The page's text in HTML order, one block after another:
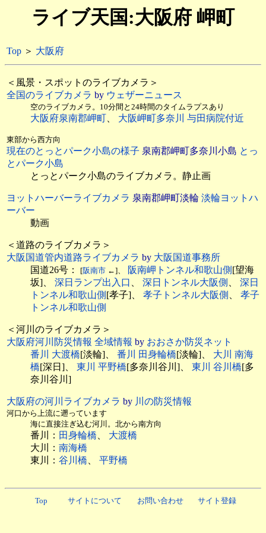
ライブ天国:大阪府 岬町
Top ＞ 大阪府
＜風景・スポットのライブカメラ＞
全国のライブカメラ by ウェザーニュース
空のライブカメラ。10分間と24時間のタイムラプスあり
大阪府泉南郡岬町、 大阪岬町多奈川 与田病院付近
東部から西方向
現在のとっとパーク小島の様子 泉南郡岬町多奈川小島 とっ
とパーク小島
とっとパーク小島のライブカメラ。静止画
ヨットハーバーライブカメラ 泉南郡岬町淡輪 淡輪ヨットハ
ーバー
動画
＜道路のライブカメラ＞
大阪国道管内道路ライブカメラ by 大阪国道事務所
国道26号：
[阪南市 ←]、 阪南岬トンネル和歌山側 [望海
坂]、 深日ランプ出入口 、 深日トンネル大阪側 、 深日
トンネル和歌山側 [孝子]、 孝子トンネル大阪側 、 孝子
トンネル和歌山側
＜河川のライブカメラ＞
大阪府河川防災情報 全域情報 by おおさか防災ネット
番川 大渡橋[淡輪]、 番川 田身輪橋[淡輪]、 大川 南海
橋[深日]、 東川 平野橋[多奈川谷川]、 東川 谷川橋[多
奈川谷川]
大阪府の河川ライブカメラ by 川の防災情報
河口から上流に遡っています
海に直接注ぎ込む河川。北から南方向
番川： 田身輪橋、 大渡橋
大川： 南海橋
東川： 谷川橋、 平野橋
Top サイトについて お問い合わせ サイト登録